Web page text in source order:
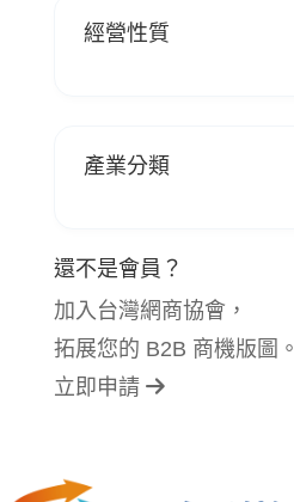
經營性質
產業分類
還不是會員？
加入台灣網商協會，
拓展您的 B2B 商機版圖。
立即申請